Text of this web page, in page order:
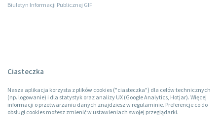
Biuletyn Informacji Publicznej GIF
Ciasteczka
Nasza aplikacja korzysta z plików cookies ("ciasteczka") dla celów technicznych
(np. logowanie) i dla statystyk oraz analizy UX (Google Analytics, Hotjar). Więcej
informacji o przetwarzaniu danych znajdziesz w regulaminie. Preferencje co do
obsługi cookies możesz zmienić w ustawieniach swojej przeglądarki.